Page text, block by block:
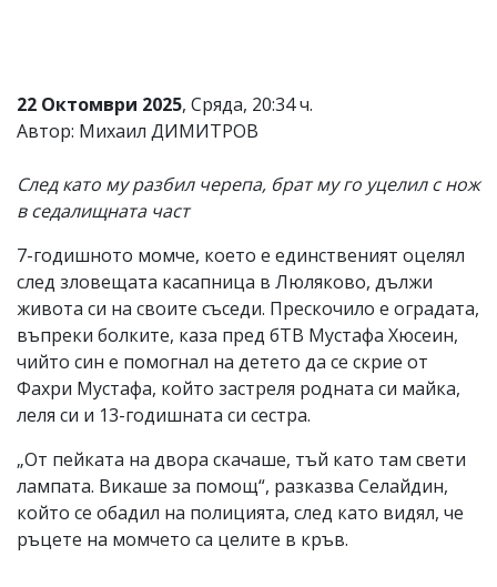
22 Октомври 2025, Сряда, 20:34 ч.
Автор: Михаил ДИМИТРОВ
След като му разбил черепа, брат му го уцелил с нож
в седалищната част
7-годишното момче, което е единственият оцелял
след зловещата касапница в Люляково, дължи
живота си на своите съседи. Прескочило е оградата,
въпреки болките, каза пред бТВ Мустафа Хюсеин,
чийто син е помогнал на детето да се скрие от
Фахри Мустафа, който застреля родната си майка,
леля си и 13-годишната си сестра.
„От пейката на двора скачаше, тъй като там свети
лампата. Викаше за помощ“, разказва Селайдин,
който се обадил на полицията, след като видял, че
ръцете на момчето са целите в кръв.